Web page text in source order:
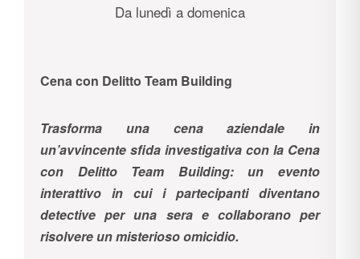
Da lunedì a domenica
Cena con Delitto Team Building
Trasforma una cena aziendale in
un’avvincente sfida investigativa con la Cena
con Delitto Team Building: un evento
interattivo in cui i partecipanti diventano
detective per una sera e collaborano per
risolvere un misterioso omicidio.